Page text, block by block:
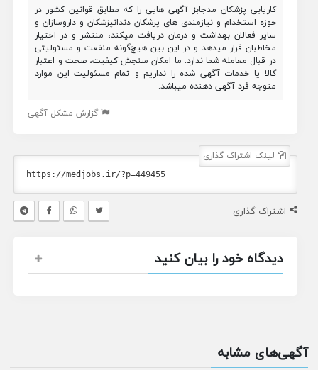
کاریابی پزشکان مدجابز آگهی هایی را که مطابق قوانین کشور در
حوزه استخدام و نیازمندی های پزشکان دندانپزشکان و داروسازان و
سایر فعالان بهداشت و درمان دریافت میکند، منتشر و در اختیار
مخاطبان قرار میدهد و در این بین هیچ‌گونه منفعت و مسئولیتی
در قبال معامله شما ندارد. ما امکان سنجش کیفیت، صحت و اعتبار
کالا یا خدمات آگهی شده را نداریم و تمام مسئولیت این موارد
متوجه فرد آگهی دهنده میباشد.
گزارش مشکل آگهی
لینک اشتراک گذاری
اشتراک گذاری
دیدگاه خود را بیان کنید
آگهی‌های مشابه